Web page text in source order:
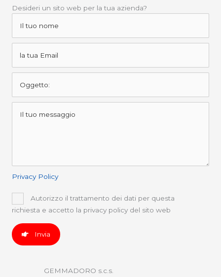
Desideri un sito web per la tua azienda?
Privacy Policy
Autorizzo il trattamento dei dati per questa
richiesta e accetto la privacy policy del sito web
Invia
GEMMADORO s.c.s.